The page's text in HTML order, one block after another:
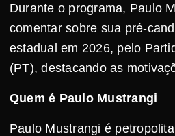
Durante o programa, Paulo
comentar sobre sua pré-
estadual em 2026, pelo
(PT), destacando as
Quem é Paulo Mustrangi
Paulo Mustrangi é